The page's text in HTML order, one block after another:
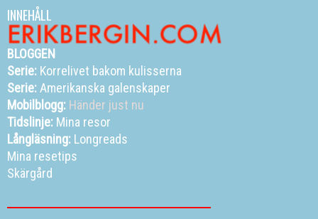
INNEHÅLL
BLOGGEN
Serie: Korrelivet bakom kulisserna
Serie:Amerikanska galenskaper
Mobilblogg: Händer just nu
Tidslinje: Mina resor
Långläsning: Longreads
Mina resetips
Skärgård